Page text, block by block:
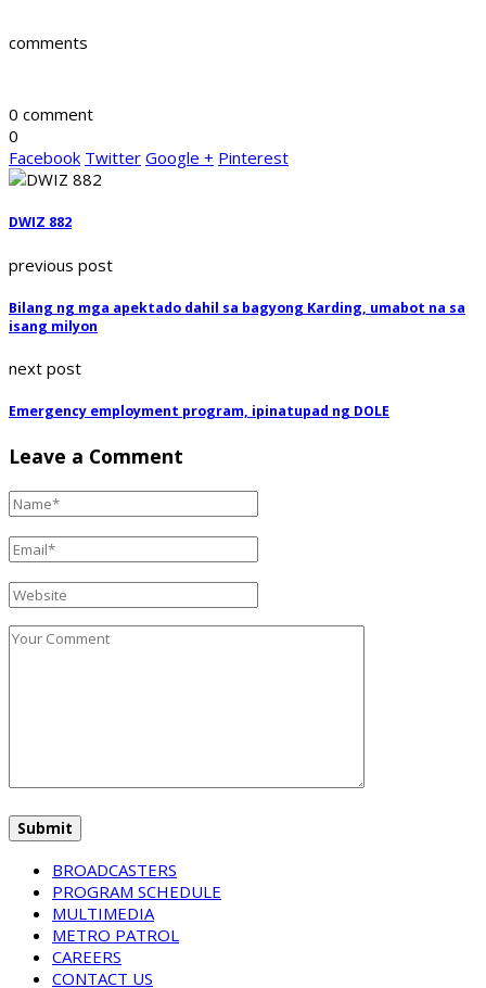
comments
0 comment
0
Facebook Twitter Google + Pinterest
DWIZ 882
previous post
Bilang ng mga apektado dahil sa bagyong Karding, umabot na sa
isang milyon
next post
Emergency employment program, ipinatupad ng DOLE
Leave a Comment
BROADCASTERS
PROGRAM SCHEDULE
MULTIMEDIA
METRO PATROL
CAREERS
CONTACT US